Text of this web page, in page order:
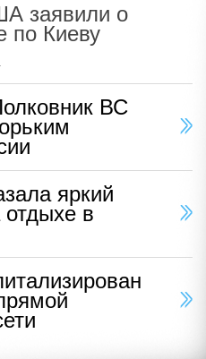
заявили о
по Киеву
ВС
яркий
в